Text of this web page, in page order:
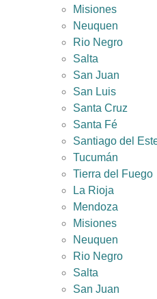
Misiones
Neuquen
Rio Negro
Salta
San Juan
San Luis
Santa Cruz
Santa Fé
Santiago del
Tucumán
Tierra del Fuego
La Rioja
Mendoza
Misiones
Neuquen
Rio Negro
Salta
San Juan